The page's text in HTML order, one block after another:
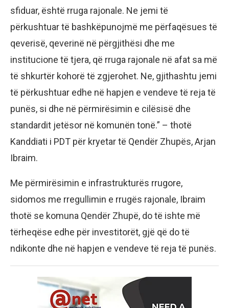
sfiduar, është rruga rajonale. Ne jemi të
përkushtuar të bashkëpunojmë me përfaqësues të
qeverisë, qeverinë në përgjithësi dhe me
institucione të tjera, që rruga rajonale në afat sa më
të shkurtër kohorë të zgjerohet. Ne, gjithashtu jemi
të përkushtuar edhe në hapjen e vendeve të reja të
punës, si dhe në përmirësimin e cilësisë dhe
standardit jetësor në komunën tonë.” – thotë
Kanddiati i PDT për kryetar të Qendër Zhupës, Arjan
Ibraim.
Me përmirësimin e infrastrukturës rrugore,
sidomos me rregullimin e rrugës rajonale, Ibraim
thotë se komuna Qendër Zhupë, do të ishte më
tërheqëse edhe për investitorët, gjë që do të
ndikonte dhe në hapjen e vendeve të reja të punës.